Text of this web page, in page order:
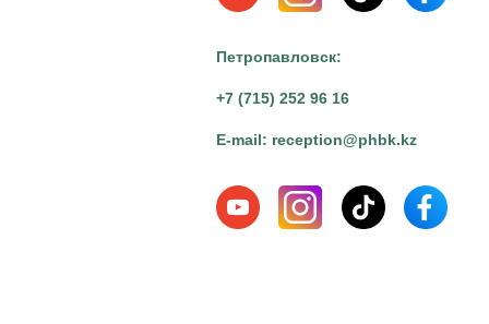
Петропавловск:
+7 (715) 252 96 16
E-mail: reception@phbk.kz